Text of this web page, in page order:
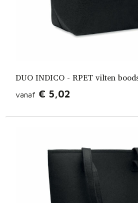
DUO INDICO - RPET vilten
vanaf € 5,02